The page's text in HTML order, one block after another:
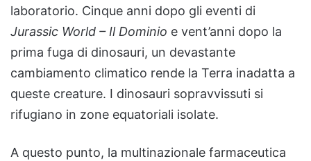
laboratorio. Cinque anni dopo gli eventi di
Jurassic World – Il Dominio e vent’anni dopo la
prima fuga di dinosauri, un devastante
cambiamento climatico rende la Terra inadatta a
queste creature. I dinosauri sopravvissuti si
rifugiano in zone equatoriali isolate.
A questo punto, la multinazionale farmaceutica